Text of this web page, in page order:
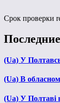
Срок проверки
(Ua) У
(Ua) В
(Ua) У Полтаві